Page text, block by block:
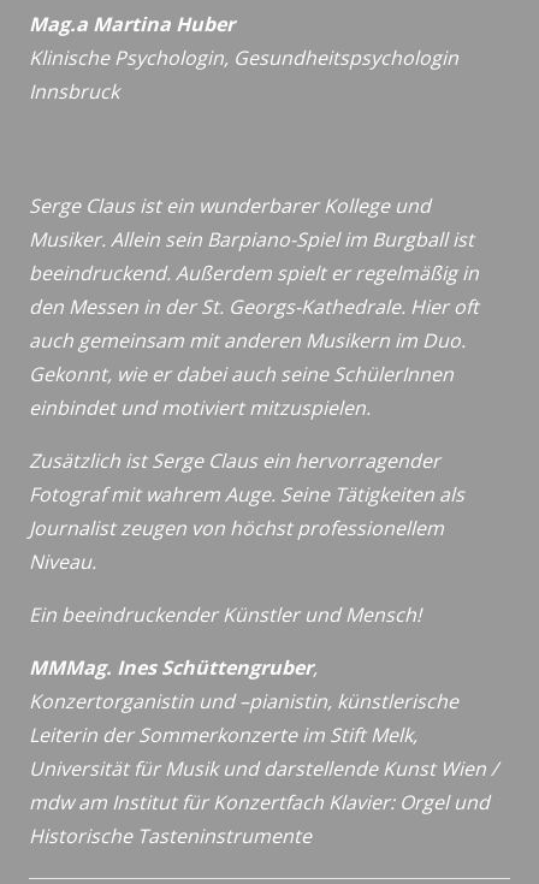
Mag.a Martina Huber
Klinische Psychologin, Gesundheitspsychologin
Innsbruck
Serge Claus ist ein wunderbarer Kollege und
Musiker. Allein sein Barpiano-Spiel im Burgball ist
beeindruckend. Außerdem spielt er regelmäßig in
den Messen in der St. Georgs-Kathedrale. Hier oft
auch gemeinsam mit anderen Musikern im Duo.
Gekonnt, wie er dabei auch seine SchülerInnen
einbindet und motiviert mitzuspielen.
Zusätzlich ist Serge Claus ein hervorragender
Fotograf mit wahrem Auge. Seine Tätigkeiten als
Journalist zeugen von höchst professionellem
Niveau.
Ein beeindruckender Künstler und Mensch!
MMMag. Ines Schüttengruber,
Konzertorganistin und –pianistin, künstlerische
Leiterin der Sommerkonzerte im Stift Melk,
Universität für Musik und darstellende Kunst Wien /
mdwam Institut für Konzertfach Klavier: Orgel und
Historische Tasteninstrumente